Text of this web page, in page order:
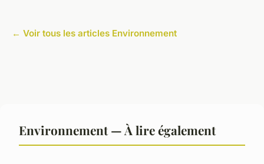
← Voir tous les articles Environnement
Environnement — À lire également